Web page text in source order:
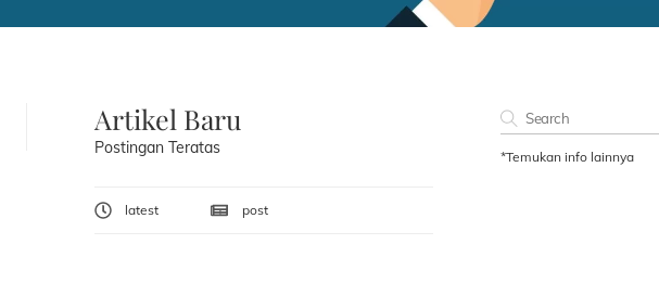
Artikel Baru
Postingan Teratas
latest post
*Temukan info lainnya